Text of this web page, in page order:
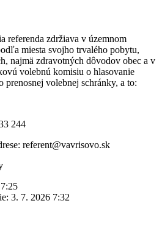
referenda zdržiava v územnom
miesta svojho trvalého pobytu,
najmä zdravotných dôvodov obec a v
volebnú komisiu o hlasovanie
prenosnej volebnej schránky, a to:
244
referent@vavrisovo.sk
3. 7. 2026 7:32